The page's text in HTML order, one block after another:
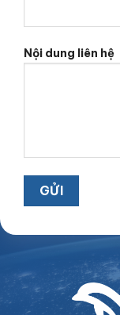
Nội dung liên hệ